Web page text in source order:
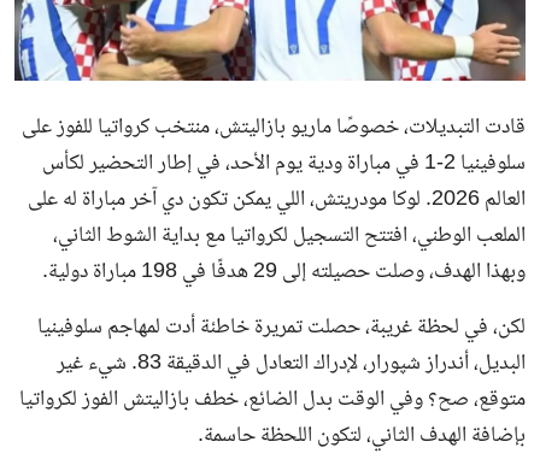
منوعات
قادت التبديلات، خصوصًا ماريو بازاليتش، منتخب كرواتيا للفوز على
سلوفينيا 2-1 في مباراة ودية يوم الأحد، في إطار التحضير لكأس
العالم 2026. لوكا مودريتش، اللي يمكن تكون دي آخر مباراة له على
الملعب الوطني، افتتح التسجيل لكرواتيا مع بداية الشوط الثاني،
وبهذا الهدف، وصلت حصيلته إلى 29 هدفًا في 198 مباراة دولية.
لكن، في لحظة غريبة، حصلت تمريرة خاطئة أدت لمهاجم سلوفينيا
البديل، أندراز شپورار، لإدراك التعادل في الدقيقة 83. شيء غير
متوقع، صح؟ وفي الوقت بدل الضائع، خطف بازاليتش الفوز لكرواتيا
بإضافة الهدف الثاني، لتكون اللحظة حاسمة.